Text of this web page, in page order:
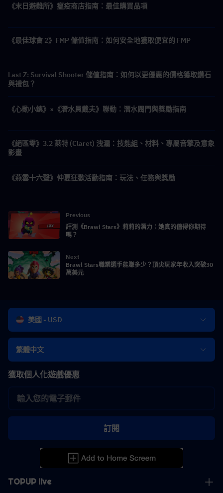
《末日避難所》瘟疫商店指南：最佳購買品項
《最佳球會 2》FMP 儲值指南：如何安全地獲取便宜的 FMP
Last Z: Survival Shooter 儲值指南：如何以更優惠的價格獲取鑽石
與禮包？
《心動小鎮》×《潛水員戴夫》聯動：潛水閥門與獎勵指南
《絕區零》3.2 萊特 (Claret) 洩漏：技能組、材料、專屬音擎及意象
影畫
《燕雲十六聲》仲夏狂歡活動指南：玩法、任務與獎勵
Previous
評測《Brawl Stars》莉莉的潛力：她真的值得你期待
嗎？
Next
Brawl Stars職業選手能賺多少？頂尖玩家年收入突破30
萬美元
美國 - USD
繁體中文
TOPUP live
獲取個人化遊戲優惠
訂閱